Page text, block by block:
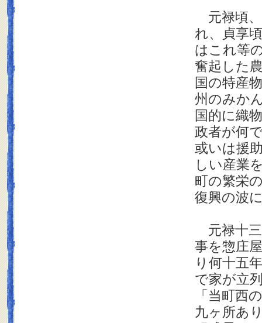
元禄頃、
れ、貞享
はこれ等
奮起した
国の特産
州のみか
国的に織
政者が何
或いは援
しい産業
町の繁栄
復興の波
元禄十三
事を惣庄
り何十五
で家が立
「当町西
九ヶ所あ